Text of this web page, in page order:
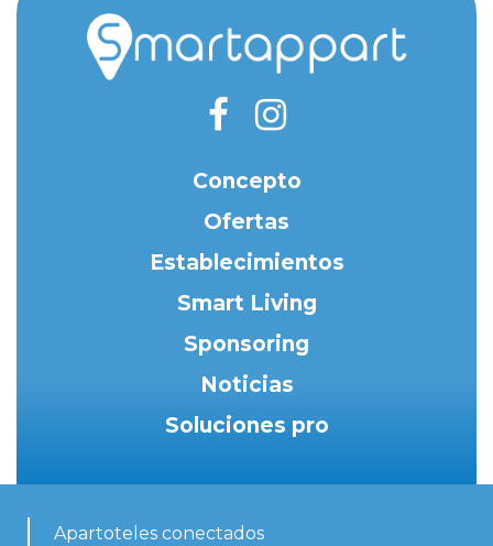
Concepto
Ofertas
Establecimientos
Smart Living
Sponsoring
Noticias
Soluciones pro
Apartoteles conectados